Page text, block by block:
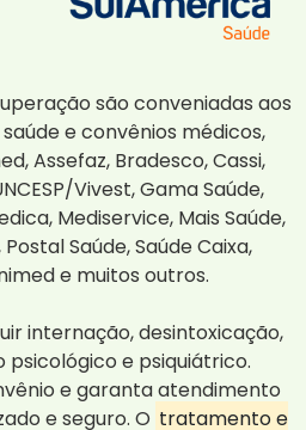
são conveniadas aos
e convênios médicos,
Assefaz, Bradesco, Cassi,
Vivest, Gama Saúde,
Mediservice, Mais Saúde,
Saúde, Saúde Caixa,
e muitos outros.
internação, desintoxicação,
e psiquiátrico.
e garanta atendimento
e seguro. O tratamento e